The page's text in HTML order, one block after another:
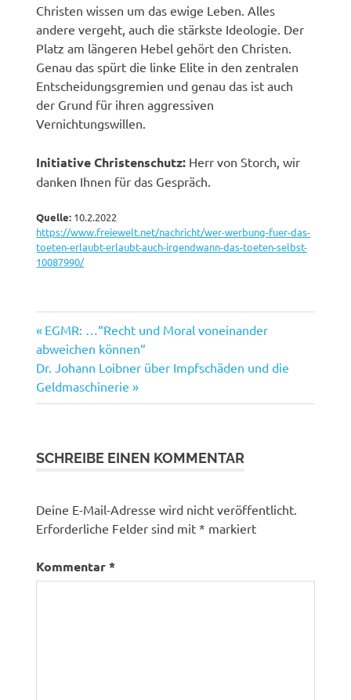
Christen wissen um das ewige Leben. Alles
andere vergeht, auch die stärkste Ideologie. Der
Platz am längeren Hebel gehört den Christen.
Genau das spürt die linke Elite in den zentralen
Entscheidungsgremien und genau das ist auch
der Grund für ihren aggressiven
Vernichtungswillen.
Initiative Christenschutz: Herr von Storch, wir
danken Ihnen für das Gespräch.
Quelle: 10.2.2022
https://www.freiewelt.net/nachricht/wer-werbung-fuer-das-
toeten-erlaubt-erlaubt-auch-irgendwann-das-toeten-selbst-
10087990/
Beitragsnavigation
Vorheriger
Beitrag:
EGMR: …“Recht und Moral voneinander
abweichen können“
Nächster
Beitrag:
Dr. Johann Loibner über Impfschäden und die
Geldmaschinerie
SCHREIBE EINEN KOMMENTAR
Deine E-Mail-Adresse wird nicht veröffentlicht.
Erforderliche Felder sind mit* markiert
Kommentar*